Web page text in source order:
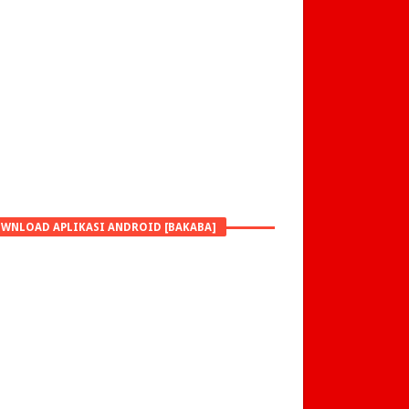
APLIKASI ANDROID [BAKABA]